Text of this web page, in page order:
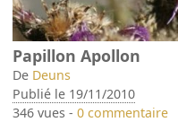
Papillon Apollon
De Deuns
Publié le 19/11/2010
346 vues -0 commentaire